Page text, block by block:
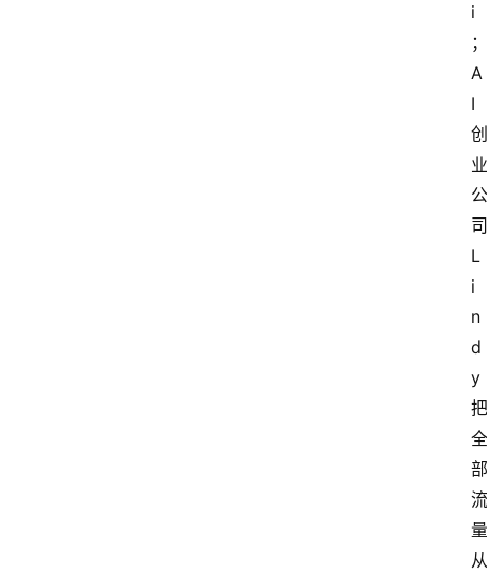
i
；
A
I
创
业
公
司
L
i
n
d
y
把
全
部
流
量
从